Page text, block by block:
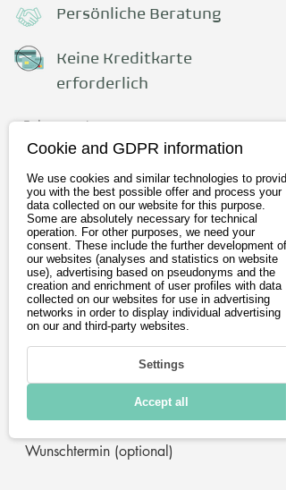
Persönliche Beratung
Keine Kreditkarte
erforderlich
Fahrzeug
Vorname
Nachname
E-Mail-Adresse
Postleitzahl
Telefon (optional)
Wunschtermin (optional)
Cookie and GDPR information
We use cookies and similar technologies to provide
you with the best possible offer and process your
data collected on our website for this purpose.
Some are absolutely necessary for technical
operation. For other purposes, we need your
consent. These include the further development of
our websites (analyses and statistics on website
use), advertising based on pseudonyms and the
creation and enrichment of user profiles with data
collected on our websites for use in advertising
networks in order to display individual advertising
on our and third-party websites.
Settings
Accept all